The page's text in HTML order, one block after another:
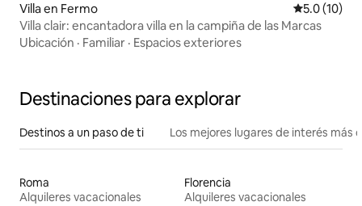
Villa en Fermo Calificación
5.0 (10)
Villa clair: encantadora villa en la campiña de las Marcas
Ubicación · Familiar · Espacios exteriores
Destinaciones para explorar
Destinos a un paso de ti Los mejores lugares de interés más
Roma
Alquileres vacacionales
Florencia
Alquileres vacacionales